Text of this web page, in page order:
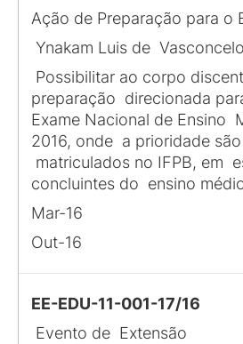
Ação de Preparação para o
Ynakam Luis de
Possibilitar ao corpo
preparação direcionada
Exame Nacional de Ensino
2016, onde a prioridade
matriculados no IFPB, em
concluintes do ensino
Mar-16
Out-16
EE-EDU-11-001-17/16
Evento de Extensão